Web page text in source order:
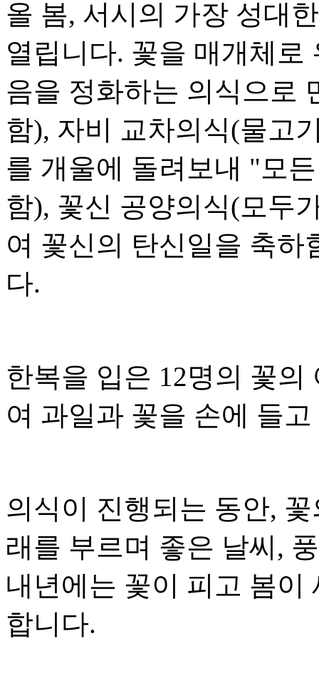
올 봄, 서시의 가장 성대
열립니다. 꽃을 매개체로
음을 정화하는 의식으로
함), 자비 교차의식(물고
를 개울에 돌려보내 "모
함), 꽃신 공양의식(모두
여 꽃신의 탄신일을 축하
다.
한복을 입은 12명의 꽃
여 과일과 꽃을 손에 들
의식이 진행되는 동안,
래를 부르며 좋은 날씨,
내년에는 꽃이 피고 봄이
합니다.